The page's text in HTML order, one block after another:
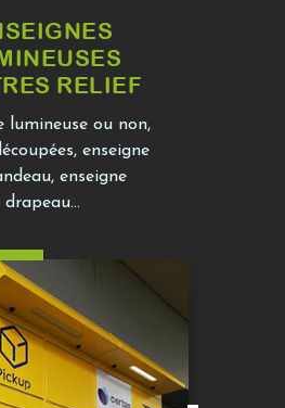
RELIEF
lumineuse ou non,
enseigne
enseigne
drapeau...